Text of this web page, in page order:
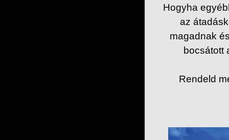
Hogyha
az
magadnak
bocsátott
Rendeld